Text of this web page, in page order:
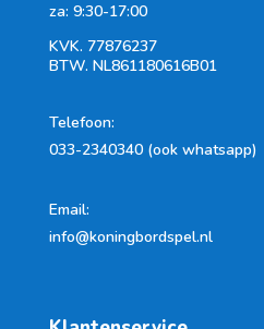
za: 9:30-17:00
KVK. 77876237
BTW. NL861180616B01
Telefoon:
033-2340340 (ook whatsapp)
Email:
info@koningbordspel.nl